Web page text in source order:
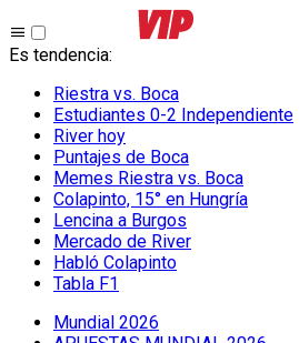
Es tendencia:
Riestra vs. Boca
Estudiantes 0-2 Independiente
River hoy
Puntajes de Boca
Memes Riestra vs. Boca
Colapinto, 15° en Hungría
Lencina a Burgos
Mercado de River
Habló Colapinto
Tabla F1
Mundial 2026